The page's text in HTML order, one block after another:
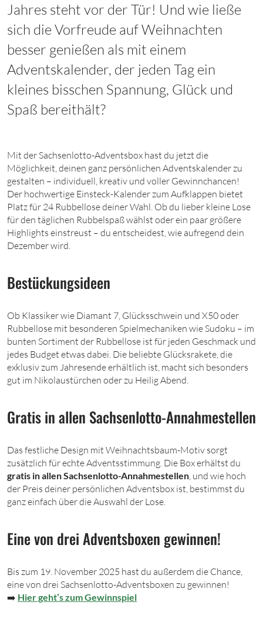
Jahres steht vor der Tür! Und wie ließe
sich die Vorfreude auf Weihnachten
besser genießen als mit einem
Adventskalender, der jeden Tag ein
kleines bisschen Spannung, Glück und
Spaß bereithält?
Mit der Sachsenlotto-Adventsbox hast du jetzt die
Möglichkeit, deinen ganz persönlichen Adventskalender zu
gestalten – individuell, kreativ und voller Gewinnchancen!
Der hochwertige Einsteck-Kalender zum Aufklappen bietet
Platz für 24 Rubbellose deiner Wahl. Ob du lieber kleine Lose
für den täglichen Rubbelspaß wählst oder ein paar größere
Highlights einstreust – du entscheidest, wie aufregend dein
Dezember wird.
Bestückungsideen
Ob Klassiker wie Diamant 7, Glücksschwein und X50 oder
Rubbellose mit besonderen Spielmechaniken wie Sudoku – im
bunten Sortiment der Rubbellose ist für jeden Geschmack und
jedes Budget etwas dabei. Die beliebte Glücksrakete, die
exklusiv zum Jahresende erhältlich ist, macht sich besonders
gut im Nikolaustürchen oder zu Heilig Abend.
Gratis in allen Sachsenlotto-Annahmestellen
Das festliche Design mit Weihnachtsbaum-Motiv sorgt
zusätzlich für echte Adventsstimmung. Die Box erhältst du
gratis in allen Sachsenlotto-Annahmestellen , und wie hoch
der Preis deiner persönlichen Adventsbox ist, bestimmst du
ganz einfach über die Auswahl der Lose.
Eine von drei Adventsboxen gewinnen!
Bis zum 19. November 2025 hast du außerdem die Chance,
eine von drei Sachsenlotto-Adventsboxen zu gewinnen!
➡️ Hier geht’s zum Gewinnspiel